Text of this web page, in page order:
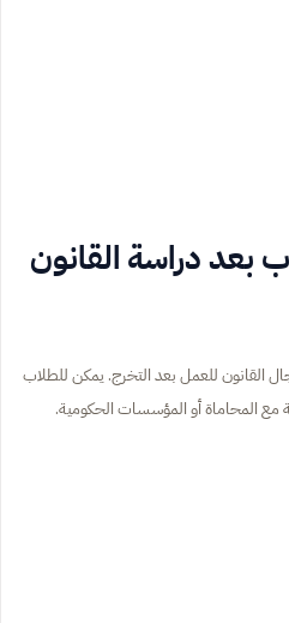
دراسة القانون
القانون للعمل بعد التخرج. يمكن للطلاب
المحاماة أو المؤسسات الحكومية.